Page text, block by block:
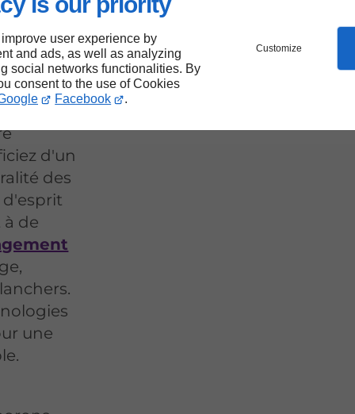
user experience by
and ads, as well as analyzing
social networks functionalities. By
consent to the use of Cookies
Facebook .
Customize
à
à
d'un
des
de
une